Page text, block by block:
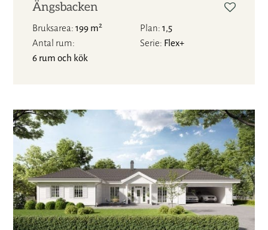
Ängsbacken
Bruksarea 199 m2 Plan 1,5
Antal rum
6 rum och kök
Serie Flex+